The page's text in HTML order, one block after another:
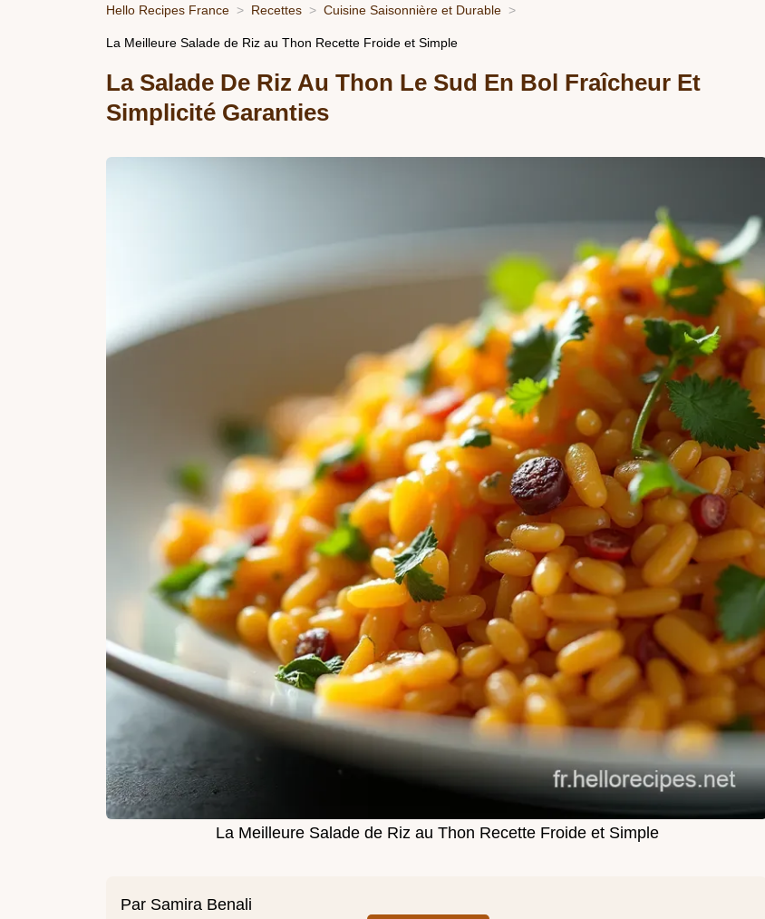
Hello Recipes France Recettes Cuisine Saisonnière et Durable
La Meilleure Salade de Riz au Thon Recette Froide et Simple
La Salade De Riz Au Thon Le Sud En Bol Fraîcheur Et
Simplicité Garanties
La Meilleure Salade de Riz au Thon Recette Froide et Simple
Par Samira Benali